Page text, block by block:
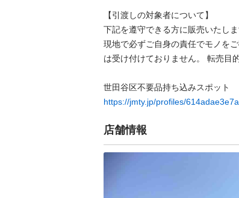
【引渡しの対象者について】
下記を遵守できる⽅に販売いたしま
現地で必ずご⾃⾝の責任でモノを
は受け付けておりません。 転売⽬
https://jmty.jp/profiles/
店舗情報